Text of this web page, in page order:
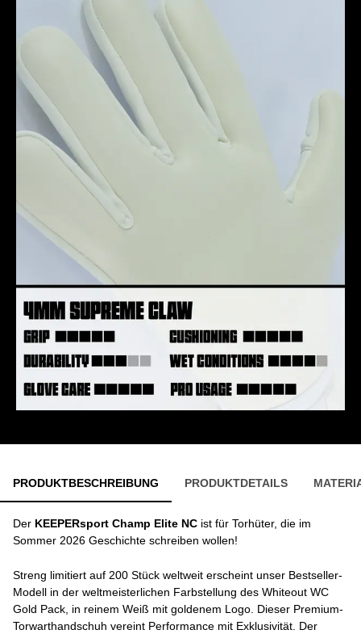
PRODUKTBESCHREIBUNG PRODUKTDETAILS
Der KEEPERsport Champ Elite NC ist für Torhüter, die im
Sommer 2026 Geschichte schreiben wollen!
Streng limitiert auf 200 Stück weltweit erscheint unser Bestseller-
Modell in der weltmeisterlichen Farbstellung des Whiteout WC
Gold Pack, in reinem Weiß mit goldenem Logo. Dieser Premium-
Torwarthandschuh vereint Performance mit Exklusivität. Der